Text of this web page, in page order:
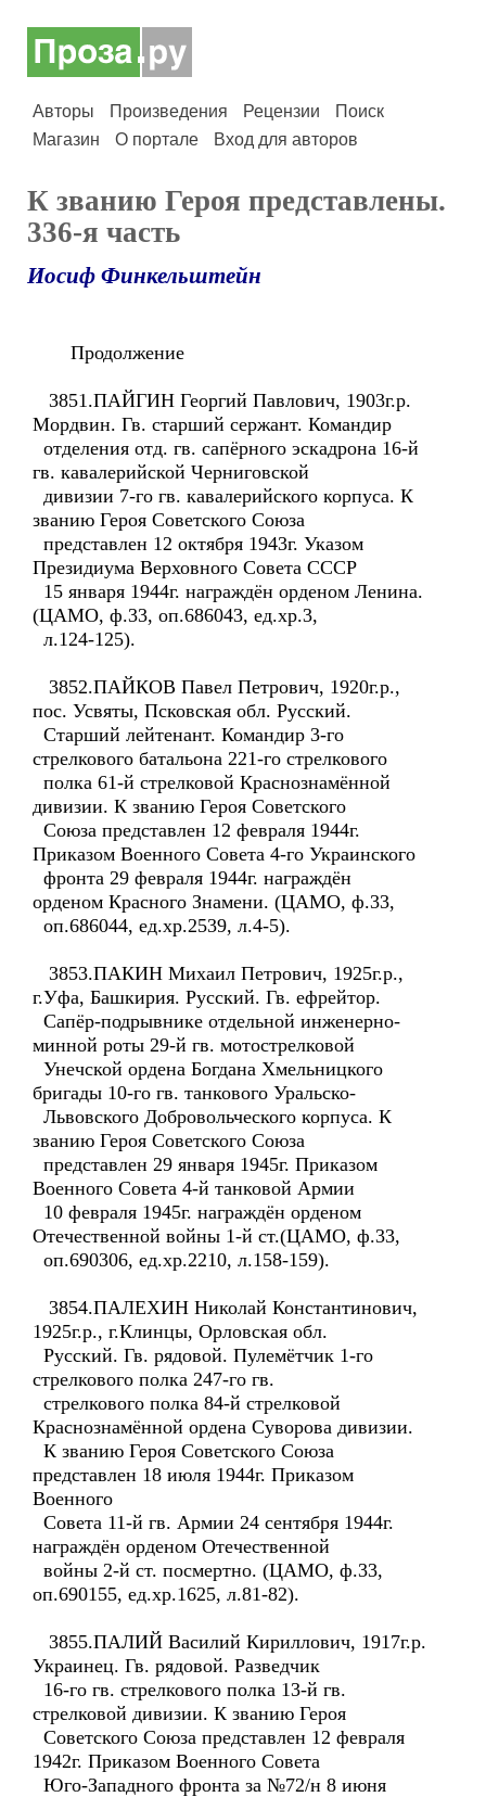
Авторы Произведения Рецензии
Поиск
Магазин
О портале Вход для авторов
К званию Героя представлены.
336-я часть
Иосиф Финкельштейн
Продолжение
3851.ПАЙГИН Георгий Павлович, 1903г.р.
Мордвин. Гв. старший сержант. Командир
отделения отд. гв. сапёрного эскадрона 16-й
гв. кавалерийской Черниговской
дивизии 7-го гв. кавалерийского корпуса. К
званию Героя Советского Союза
представлен 12 октября 1943г. Указом
Президиума Верховного Совета СССР
15 января 1944г. награждён орденом Ленина.
(ЦАМО, ф.33, оп.686043, ед.хр.3,
л.124-125).
3852.ПАЙКОВ Павел Петрович, 1920г.р.,
пос. Усвяты, Псковская обл. Русский.
Старший лейтенант. Командир 3-го
стрелкового батальона 221-го стрелкового
полка 61-й стрелковой Краснознамённой
дивизии. К званию Героя Советского
Союза представлен 12 февраля 1944г.
Приказом Военного Совета 4-го Украинского
фронта 29 февраля 1944г. награждён
орденом Красного Знамени. (ЦАМО, ф.33,
оп.686044, ед.хр.2539, л.4-5).
3853.ПАКИН Михаил Петрович, 1925г.р.,
г.Уфа, Башкирия. Русский. Гв. ефрейтор.
Сапёр-подрывнике отдельной инженерно-
минной роты 29-й гв. мотострелковой
Унечской ордена Богдана Хмельницкого
бригады 10-го гв. танкового Уральско-
Львовского Добровольческого корпуса. К
званию Героя Советского Союза
представлен 29 января 1945г. Приказом
Военного Совета 4-й танковой Армии
10 февраля 1945г. награждён орденом
Отечественной войны 1-й ст.(ЦАМО, ф.33,
оп.690306, ед.хр.2210, л.158-159).
3854.ПАЛЕХИН Николай Константинович,
1925г.р., г.Клинцы, Орловская обл.
Русский. Гв. рядовой. Пулемётчик 1-го
стрелкового полка 247-го гв.
стрелкового полка 84-й стрелковой
Краснознамённой ордена Суворова дивизии.
К званию Героя Советского Союза
представлен 18 июля 1944г. Приказом
Военного
Совета 11-й гв. Армии 24 сентября 1944г.
награждён орденом Отечественной
войны 2-й ст. посмертно. (ЦАМО, ф.33,
оп.690155, ед.хр.1625, л.81-82).
3855.ПАЛИЙ Василий Кириллович, 1917г.р.
Украинец. Гв. рядовой. Разведчик
16-го гв. стрелкового полка 13-й гв.
стрелковой дивизии. К званию Героя
Советского Союза представлен 12 февраля
1942г. Приказом Военного Совета
Юго-Западного фронта за №72/н 8 июня